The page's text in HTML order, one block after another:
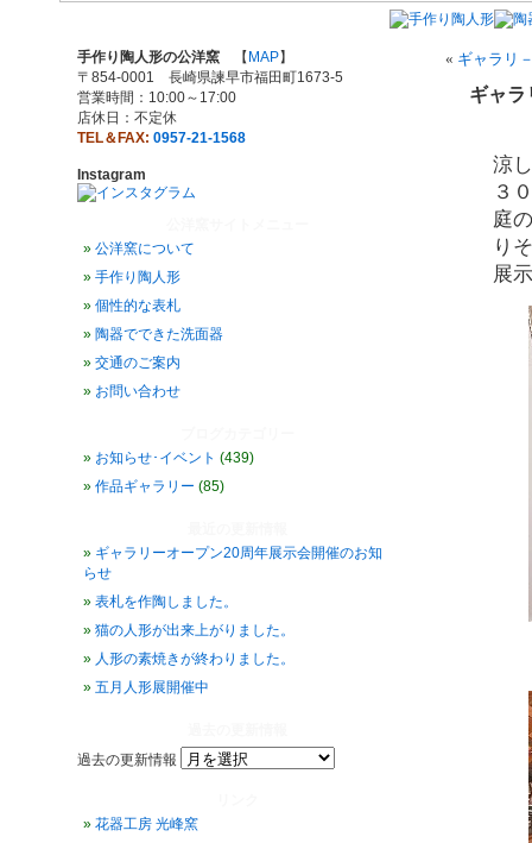
手作り陶人形の公洋窯 【 MAP】
〒854-0001 長崎県諫早市福田町1673-5
営業時間：10:00～17:00
店休日：不定休
TEL＆FAX: 0957-21-1568
Instagram
公洋窯について
手作り陶人形
個性的な表札
陶器でできた洗面器
交通のご案内
お問い合わせ
お知らせ･イベント (439)
作品ギャラリー (85)
ギャラリーオープン20周年展示会開催のお知
らせ
表札を作陶しました。
猫の人形が出来上がりました。
人形の素焼きが終わりました。
五月人形展開催中
過去の更新情報
花器工房 光峰窯
« ギャラリ
ギャラ
涼
３
庭
り
展